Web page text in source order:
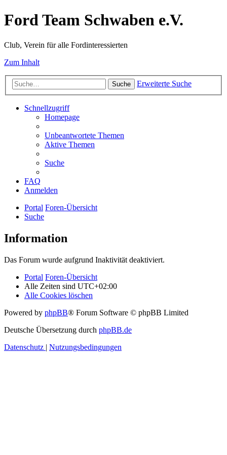
Ford Team Schwaben e.V.
Club, Verein für alle Fordinteressierten
Zum Inhalt
Suche Erweiterte Suche
Schnellzugriff
Homepage
Unbeantwortete Themen
Aktive Themen
Suche
FAQ
Anmelden
Portal Foren-Übersicht
Suche
Information
Das Forum wurde aufgrund Inaktivität deaktiviert.
Portal Foren-Übersicht
Alle Zeiten sind UTC+02:00
Alle Cookies löschen
Powered by phpBB® Forum Software © phpBB Limited
Deutsche Übersetzung durch phpBB.de
Datenschutz | Nutzungsbedingungen